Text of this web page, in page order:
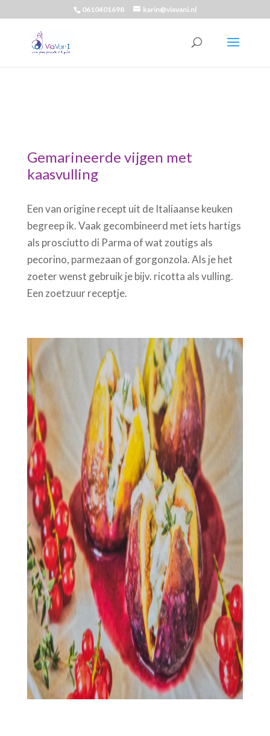
0610401698 karin@viavani.nl
Gemarineerde vijgen met
kaasvulling
Een van origine recept uit de Italiaanse keuken
begreep ik. Vaak gecombineerd met iets hartigs
als prosciutto di Parma of wat zoutigs als
pecorino, parmezaan of gorgonzola. Als je het
zoeter wenst gebruik je bijv. ricotta als vulling.
Een zoetzuur receptje.